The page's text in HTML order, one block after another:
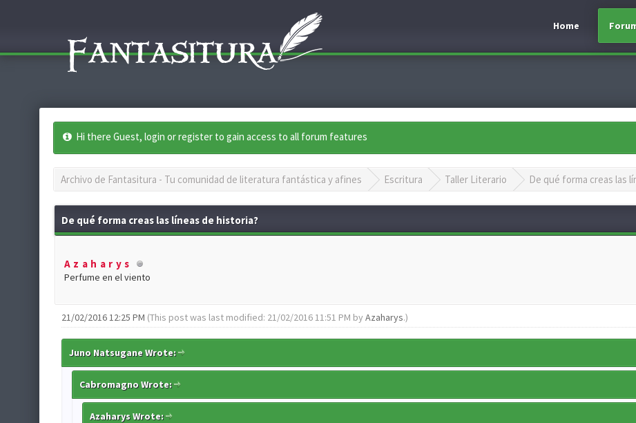
Home
Hi there Guest, login or register to gain access to all forum features
Archivo de Fantasitura - Tu comunidad de literatura fantástica y afines Escritura Taller Literario De qué forma creas las
De qué forma creas las líneas de historia?
Azaharys
Perfume en el viento
21/02/2016 12:25 PM (This post was last modified: 21/02/2016 11:51 PM by Azaharys.)
Juno Natsugane Wrote:
Cabromagno Wrote:
Azaharys Wrote: